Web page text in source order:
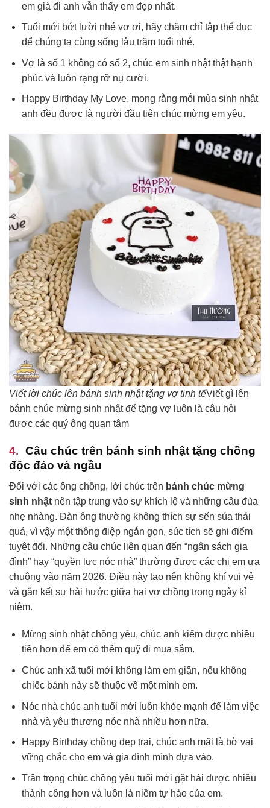
em già đi anh vẫn thấy em đẹp nhất.
Tuổi mới bớt lười nhé vợ ơi, hãy chăm chỉ tập thể dục
để chúng ta cùng sống lâu trăm tuổi nhé.
Vợ là số 1 không có số 2, chúc em sinh nhật thật hạnh
phúc và luôn rạng rỡ nụ cười.
Happy Birthday My Love, mong rằng mỗi mùa sinh nhật
anh đều được là người đầu tiên chúc mừng em yêu.
Viết lời chúc lên bánh sinh nhật tặng vợ tinh tếViết gì lên
bánh chúc mừng sinh nhật để tặng vợ luôn là câu hỏi
được các quý ông quan tâm
Câu chúc trên bánh sinh nhật tặng chồng
độc đáo và ngầu
Đối với các ông chồng, lời chúc trên bánh chúc mừng
sinh nhật nên tập trung vào sự khích lệ và những câu đùa
nhẹ nhàng. Đàn ông thường không thích sự sến súa thái
quá, vì vậy một thông điệp ngắn gọn, súc tích sẽ ghi điểm
tuyệt đối. Những câu chúc liên quan đến “ngân sách gia
đình” hay “quyền lực nóc nhà” thường được các chị em ưa
chuộng vào năm 2026. Điều này tạo nên không khí vui vẻ
và gắn kết sự hài hước giữa hai vợ chồng trong ngày kỉ
niệm.
Mừng sinh nhật chồng yêu, chúc anh kiếm được nhiều
tiền hơn để em có thêm quỹ đi mua sắm.
Chúc anh xã tuổi mới không làm em giận, nếu không
chiếc bánh này sẽ thuộc về một mình em.
Nóc nhà chúc anh tuổi mới luôn khỏe mạnh để làm việc
nhà và yêu thương nóc nhà nhiều hơn nữa.
Happy Birthday chồng đẹp trai, chúc anh mãi là bờ vai
vững chắc cho em và gia đình mình dựa vào.
Trân trọng chúc chồng yêu tuổi mới gặt hái được nhiều
thành công hơn và luôn là niềm tự hào của em.